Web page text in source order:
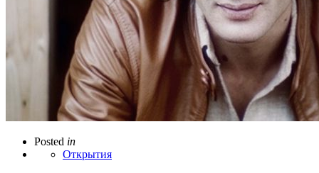
Posted in
Открытия